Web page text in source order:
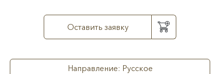
Оставить заявку
Направление: Русское